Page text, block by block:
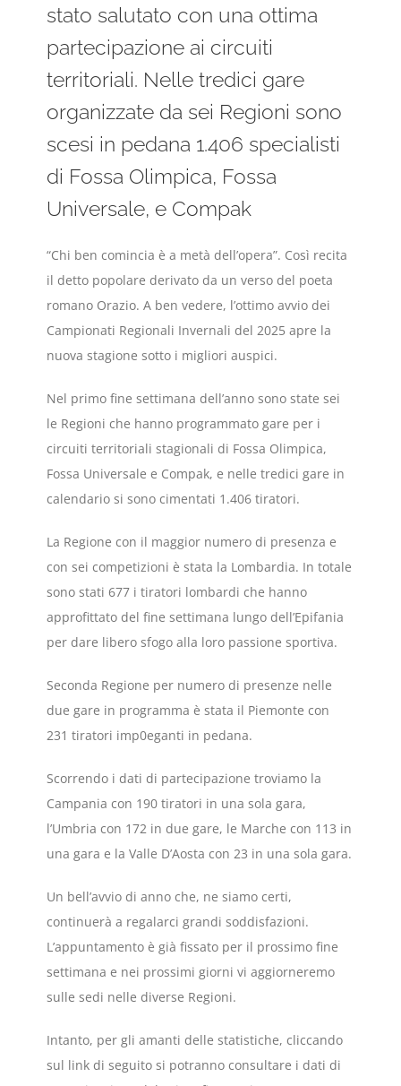
stato salutato con una ottima
partecipazione ai circuiti
territoriali. Nelle tredici gare
organizzate da sei Regioni sono
scesi in pedana 1.406 specialisti
di Fossa Olimpica, Fossa
Universale, e Compak
“Chi ben comincia è a metà dell’opera”. Così recita
il detto popolare derivato da un verso del poeta
romano Orazio. A ben vedere, l’ottimo avvio dei
Campionati Regionali Invernali del 2025 apre la
nuova stagione sotto i migliori auspici.
Nel primo fine settimana dell’anno sono state sei
le Regioni che hanno programmato gare per i
circuiti territoriali stagionali di Fossa Olimpica,
Fossa Universale e Compak, e nelle tredici gare in
calendario si sono cimentati 1.406 tiratori.
La Regione con il maggior numero di presenza e
con sei competizioni è stata la Lombardia. In totale
sono stati 677 i tiratori lombardi che hanno
approfittato del fine settimana lungo dell’Epifania
per dare libero sfogo alla loro passione sportiva.
Seconda Regione per numero di presenze nelle
due gare in programma è stata il Piemonte con
231 tiratori imp0eganti in pedana.
Scorrendo i dati di partecipazione troviamo la
Campania con 190 tiratori in una sola gara,
l’Umbria con 172 in due gare, le Marche con 113 in
una gara e la Valle D’Aosta con 23 in una sola gara.
Un bell’avvio di anno che, ne siamo certi,
continuerà a regalarci grandi soddisfazioni.
L’appuntamento è già fissato per il prossimo fine
settimana e nei prossimi giorni vi aggiorneremo
sulle sedi nelle diverse Regioni.
Intanto, per gli amanti delle statistiche, cliccando
sul link di seguito si potranno consultare i dati di